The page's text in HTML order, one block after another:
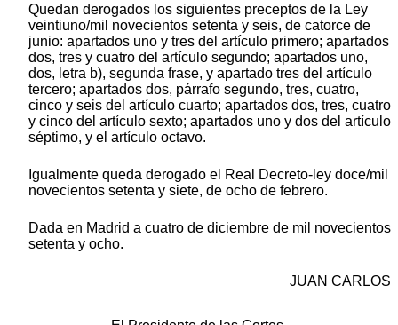
Quedan derogados los siguientes preceptos de la Ley
veintiuno/mil novecientos setenta y seis, de catorce de
junio: apartados uno y tres del artículo primero; apartados
dos, tres y cuatro del artículo segundo; apartados uno,
dos, letra b), segunda frase, y apartado tres del artículo
tercero; apartados dos, párrafo segundo, tres, cuatro,
cinco y seis del artículo cuarto; apartados dos, tres, cuatro
y cinco del artículo sexto; apartados uno y dos del artículo
séptimo, y el artículo octavo.
Igualmente queda derogado el Real Decreto-ley doce/mil
novecientos setenta y siete, de ocho de febrero.
Dada en Madrid a cuatro de diciembre de mil novecientos
setenta y ocho.
JUAN CARLOS